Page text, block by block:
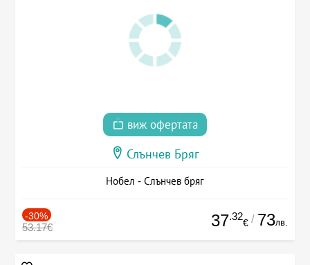
виж офертата
Слънчев Бряг
Нобел - Слънчев бряг
-30%
53.17€ 37.32
€ / 73лв.